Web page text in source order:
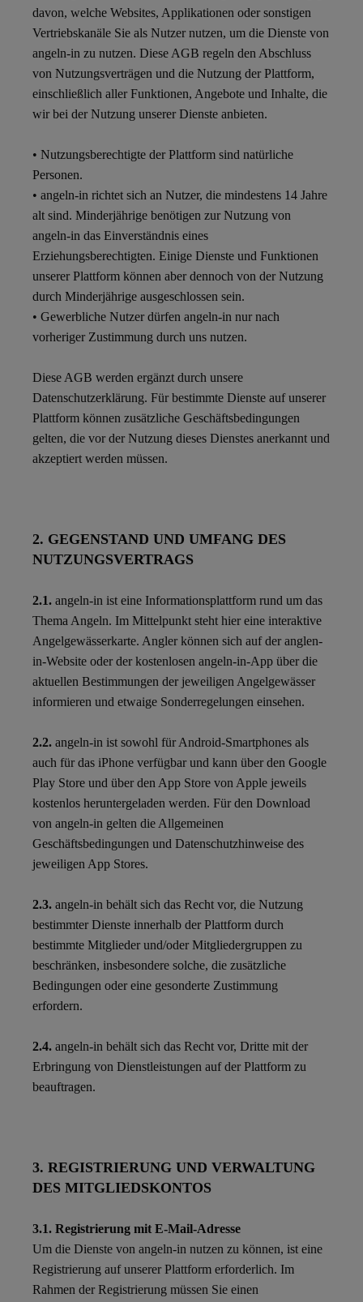
davon, welche Websites, Applikationen oder sonstigen
Vertriebskanäle Sie als Nutzer nutzen, um die Dienste von
angeln-in zu nutzen. Diese AGB regeln den Abschluss
von Nutzungsverträgen und die Nutzung der Plattform,
einschließlich aller Funktionen, Angebote und Inhalte, die
wir bei der Nutzung unserer Dienste anbieten.
• Nutzungsberechtigte der Plattform sind natürliche
Personen.
• angeln-in richtet sich an Nutzer, die mindestens 14 Jahre
alt sind. Minderjährige benötigen zur Nutzung von
angeln-in das Einverständnis eines
Erziehungsberechtigten. Einige Dienste und Funktionen
unserer Plattform können aber dennoch von der Nutzung
durch Minderjährige ausgeschlossen sein.
• Gewerbliche Nutzer dürfen angeln-in nur nach
vorheriger Zustimmung durch uns nutzen.
Diese AGB werden ergänzt durch unsere
Datenschutzerklärung. Für bestimmte Dienste auf unserer
Plattform können zusätzliche Geschäftsbedingungen
gelten, die vor der Nutzung dieses Dienstes anerkannt und
akzeptiert werden müssen.
2. GEGENSTAND UND UMFANG DES
NUTZUNGSVERTRAGS
2.1. angeln-in ist eine Informationsplattform rund um das
Thema Angeln. Im Mittelpunkt steht hier eine interaktive
Angelgewässerkarte. Angler können sich auf der anglen-
in-Website oder der kostenlosen angeln-in-App über die
aktuellen Bestimmungen der jeweiligen Angelgewässer
informieren und etwaige Sonderregelungen einsehen.
2.2. angeln-in ist sowohl für Android-Smartphones als
auch für das iPhone verfügbar und kann über den Google
Play Store und über den App Store von Apple jeweils
kostenlos heruntergeladen werden. Für den Download
von angeln-in gelten die Allgemeinen
Geschäftsbedingungen und Datenschutzhinweise des
jeweiligen App Stores.
2.3. angeln-in behält sich das Recht vor, die Nutzung
bestimmter Dienste innerhalb der Plattform durch
bestimmte Mitglieder und/oder Mitgliedergruppen zu
beschränken, insbesondere solche, die zusätzliche
Bedingungen oder eine gesonderte Zustimmung
erfordern.
2.4. angeln-in behält sich das Recht vor, Dritte mit der
Erbringung von Dienstleistungen auf der Plattform zu
beauftragen.
3. REGISTRIERUNG UND VERWALTUNG
DES MITGLIEDSKONTOS
3.1. Registrierung mit E-Mail-Adresse
Um die Dienste von angeln-in nutzen zu können, ist eine
Registrierung auf unserer Plattform erforderlich. Im
Rahmen der Registrierung müssen Sie einen